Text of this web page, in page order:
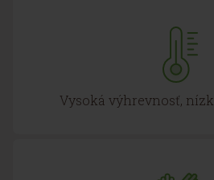
Vysoká výhrevnosť,